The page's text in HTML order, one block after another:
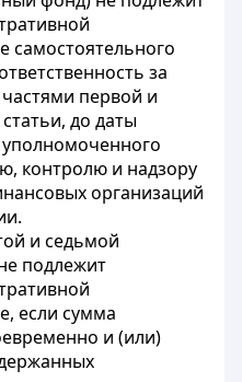
самостоятельного
за
первой и
до даты
контролю и надзору
организаций
и седьмой
подлежит
если сумма
и (или)